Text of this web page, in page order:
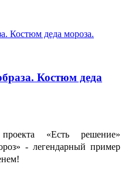
Костюм деда
«Есть решение»
- легендарный пример